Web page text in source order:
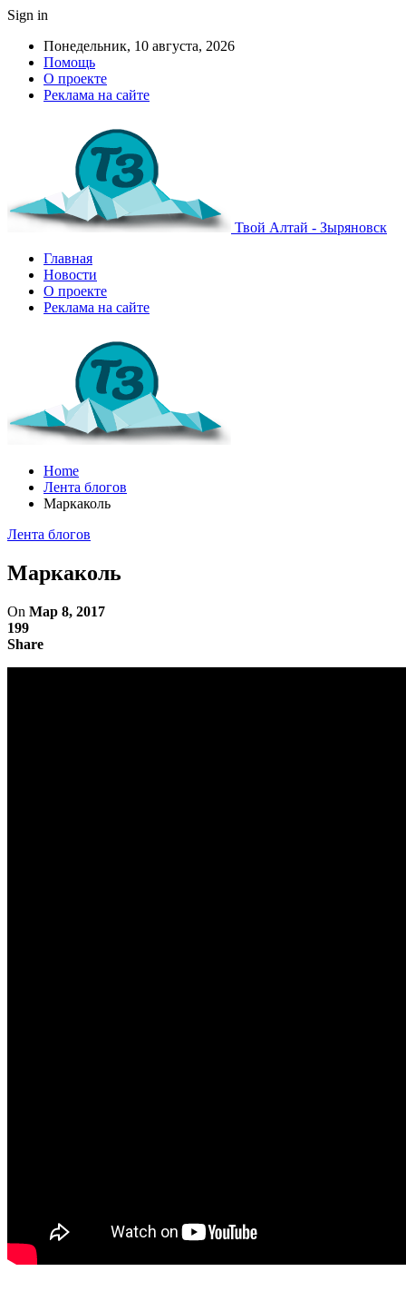
Sign in
Понедельник, 10 августа, 2026
Помощь
О проекте
Реклама на сайте
Твой Алтай - Зыряновск
Главная
Новости
О проекте
Реклама на сайте
Home
Лента блогов
Маркаколь
Лента блогов
Маркаколь
On Мар 8, 2017
199
Share